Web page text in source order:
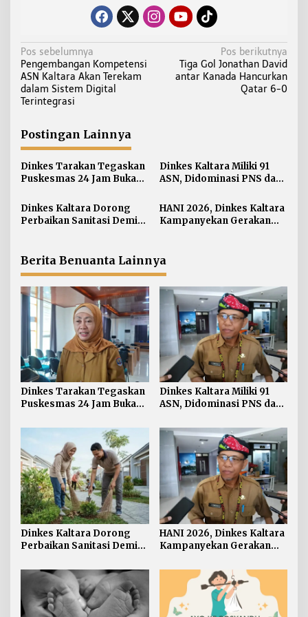
N
a
v
i
a
s
i
p
o
s
Pos sebelumnya
Pengembangan Kompetensi
ASN Kaltara Akan Terekam
dalam Sistem Digital
Terintegrasi
Pos berikutnya
Tiga Gol Jonathan David
antar Kanada Hancurkan
Qatar 6-0
Postingan Lainnya
Dinkes Tarakan Tegaskan
Puskesmas 24 Jam Bukan
Pasien BPJS
Dinkes Kaltara Miliki 91
ASN, Didominasi PNS dan
Dinkes Kaltara Dorong
Perbaikan Sanitasi Demi
HANI 2026, Dinkes Kaltara
Kampanyekan Gerakan
Berita Benuanta Lainnya
Dinkes Tarakan Tegaskan
Puskesmas 24 Jam Bukan
Pasien BPJS
Dinkes Kaltara Miliki 91
ASN, Didominasi PNS dan
Dinkes Kaltara Dorong
Perbaikan Sanitasi Demi
Sehat
HANI 2026, Dinkes Kaltara
Kampanyekan Gerakan